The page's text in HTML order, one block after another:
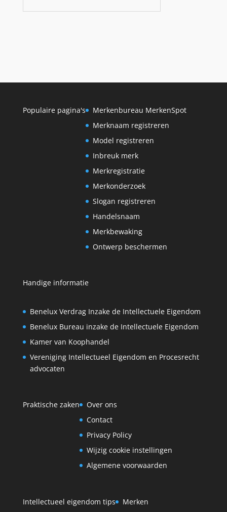
Populaire pagina's
Merkenbureau MerkenSpot
Merknaam registreren
Model registreren
Inbreuk merk
Merkregistratie
Merkonderzoek
Slogan registreren
Handelsnaam
Merkbewaking
Ontwerp beschermen
Handige informatie
Benelux Verdrag Inzake de Intellectuele Eigendom
Benelux Bureau inzake de Intellectuele Eigendom
Kamer van Koophandel
Vereniging Intellectueel Eigendom en Procesrecht
advocaten
Praktische zaken
Over ons
Contact
Privacy Policy
Wijzig cookie instellingen
Algemene voorwaarden
Intellectueel eigendom tips
Merken